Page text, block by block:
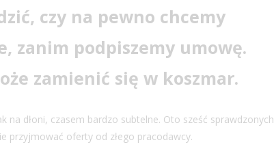
czy na pewno chcemy
zanim podpiszemy umowę.
zamienić się w koszmar.
na dłoni, czasem bardzo subtelne. Oto sześć sprawdzonych
przyjmować oferty od złego pracodawcy.